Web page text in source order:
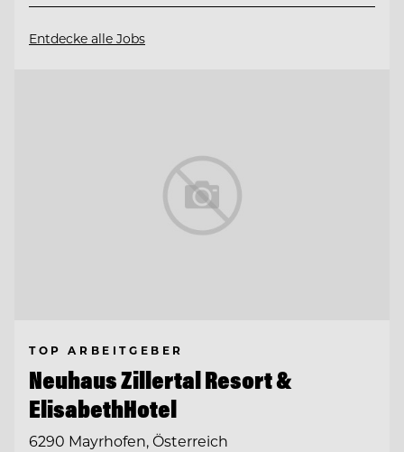
Entdecke alle Jobs
TOP ARBEITGEBER
Neuhaus Zillertal Resort &
ElisabethHotel
6290 Mayrhofen, Österreich